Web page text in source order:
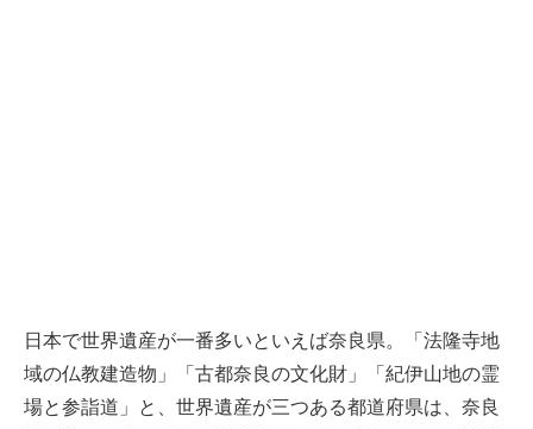
日本で世界遺産が一番多いといえば奈良県。「法隆寺地
域の仏教建造物」「古都奈良の文化財」「紀伊山地の霊
場と参詣道」と、世界遺産が三つある都道府県は、奈良